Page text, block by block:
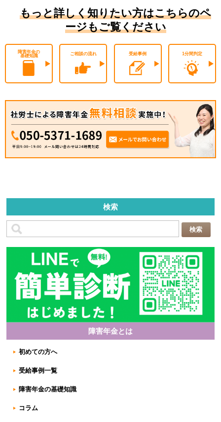
もっと詳しく知りたい方はこちらのペ
ージもご覧ください
障害年金の
基礎知識
ご相談の流れ 受給事例 1分間判定
検索
障害年金とは
初めての方へ
受給事例一覧
障害年金の基礎知識
コラム